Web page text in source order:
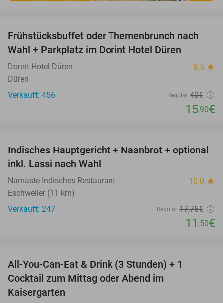
60%
Frühstücksbuffet oder Themenbrunch nach
Wahl + Parkplatz im Dorint Hotel Düren
Dorint Hotel Düren 9.5 star
Düren
Verkauft: 456
Regulär 40€
15,90€
35%
Indisches Hauptgericht + Naanbrot + optional
inkl. Lassi nach Wahl
Namaste Indisches Restaurant 10.0 star
Eschweiler (11 km)
Verkauft: 247
Regulär 17,75€
11 ,50€
All-You-Can-Eat & Drink (3 Stunden) + 1
Cocktail zum Mittag oder Abend im
Kaisergarten